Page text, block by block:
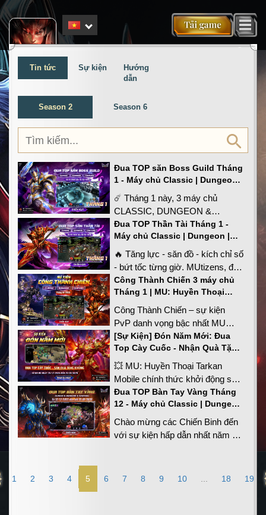
a
Tin tức Sự kiện
Hướng
dẫn
Season 2 Season 6
Đua TOP săn Boss Guild Tháng
1 - Máy chủ Classic | Dungeon |
Kanturu | MU: Huyền Thoại
Tarkan Mobile
☄️ Tháng 1 này, 3 máy chủ
CLASSIC, DUNGEON &
KANTURU đồng loạt nhập cuộc,
mở ra màn đối đầu khốc liệt nhất
năm.
Đua TOP Thần Tài Tháng 1 -
Máy chủ Classic | Dungeon |
Tarkan Mobile
🔥 Tăng lực - săn đồ - kích chỉ số
- bứt tốc từng giờ. MUtizens, đã
sẵn sàng all-in để trở thành bá
chủ cuộc đua lần này chưa?
Công Thành Chiến 3 máy chủ
Tháng 1 | MU: Huyền Thoại
Công Thành Chiến – sự kiện
PvP danh vọng bậc nhất MU
Tarkan chính thức trở lại trong
tháng 1.
[Sự Kiện] Đón Năm Mới: Đua
Top Cày Cuốc - Nhận Quà Tặng
Khủng
💥 MU: Huyền Thoại Tarkan
Mobile chính thức khởi động sự
kiện Đón Năm Mới - săn Goblin
Point (GP), nơi mọi chiến binh
cùng bước vào cuộc đua tranh
TOP đầy kịch tính, khẳng định
Đua TOP Bàn Tay Vàng Tháng
12 - Máy chủ Classic | Dungeon
Tarkan Mobile
Chào mừng các Chiến Binh đến
với sự kiện hấp dẫn nhất năm -
tuyệt vời để các bạn khẳng định
1 2 3 4 5 6 7 8 9 10 18 19